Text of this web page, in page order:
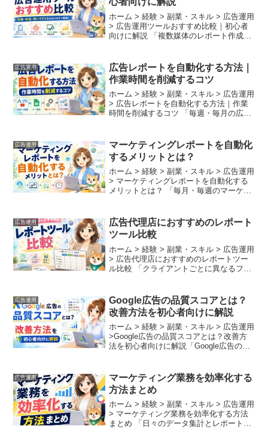
ホーム > 経験 > 副業・スキル > 広告運用
> 広告運用ツールおすすめ比較｜初心者
向けに解説 「複数媒体のレポート作成に
べきか分からない」と悩んでいません
か？ G...
広告運用
広告レポートを自動化する方法｜
作業時間を削減するコツ
ホーム > 経験 > 副業・スキル > 広告運用
> 広告レポートを自動化する方法｜作業
時間を削減するコツ 「毎週・毎月の広告
回らない」「Google広告やYahoo!広...
広告運用
マーケティングレポートを自動化
するメリットとは？
ホーム > 経験 > 副業・スキル > 広告運用
> マーケティングレポートを自動化する
メリットとは？ 「毎月・毎週のマーケテ
をダウンロードしてエクセルにまとめる
作業で...
広告運用
広告代理店におすすめのレポート
ツール比較
ホーム > 経験 > 副業・スキル > 広告運用
> 広告代理店におすすめのレポートツー
ル比較 「クライアントごとに異なるフォ
る」「媒体ごとのデータ集計やミスがな
いかの...
広告運用
Google広告の品質スコアとは？
改善方法を初心者向けに解説
ホーム > 経験 > 副業・スキル > 広告運用
>Google広告の品質スコアとは？改善方
法を初心者向けに解説「Google広告の費
させたいけれど、入札単価を上げる予...
広告運用
マーケティング業務を効率化する
方法まとめ
ホーム > 経験 > 副業・スキル > 広告運用
> マーケティング業務を効率化する方法
まとめ 「日々のデータ集計とレポート作